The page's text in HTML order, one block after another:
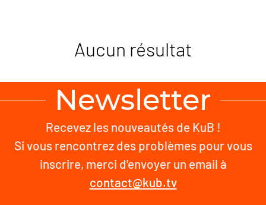
Aucun résultat
Newsletter
Recevez les nouveautés de KuB !
Si vous rencontrez des problèmes pour vous
inscrire, merci d'envoyer un email à
contact@kub.tv